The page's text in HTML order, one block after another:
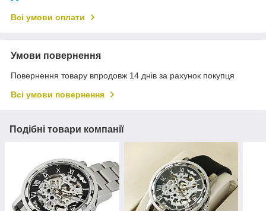
Всі умови оплати
Умови повернення
Повернення товару впродовж 14 днів за рахунок покупця
Всі умови повернення
Подібні товари компанії